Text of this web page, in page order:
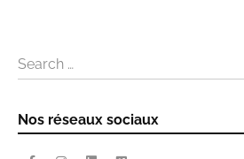
Search …
Nos réseaux sociaux